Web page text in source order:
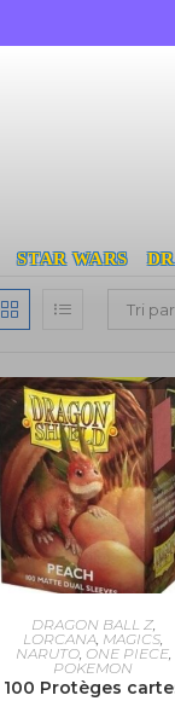
STAR WARS
Tri
AJOUTER AU
DRAGON BALL Z,
LORCANA, MAGICS,
NARUTO, ONE PIECE,
POKEMON
100 Protèges